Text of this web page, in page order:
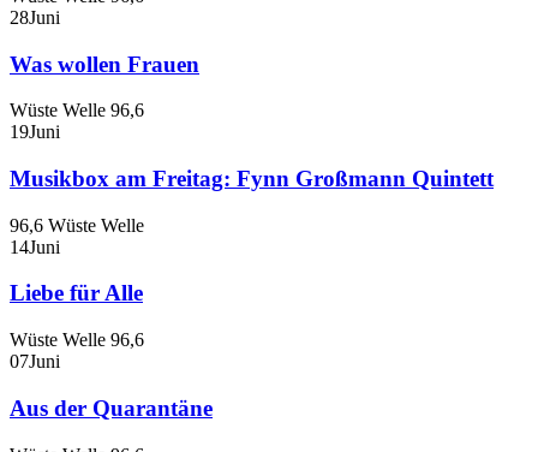
28Juni
Was wollen Frauen
Wüste Welle 96,6
19Juni
Musikbox am Freitag: Fynn Großmann Quintett
96,6 Wüste Welle
14Juni
Liebe für Alle
Wüste Welle 96,6
07Juni
Aus der Quarantäne